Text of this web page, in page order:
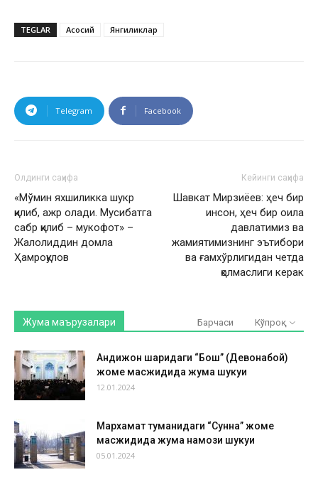
TEGLAR Асосий Янгиликлар
Telegram Facebook
Олдинги саҳифа
«Мўмин яхшиликка шукр
қилиб, ажр олади. Мусибатга
сабр қилиб – мукофот» –
Жалолиддин домла
Ҳамроқулов
Кейинги саҳифа
Шавкат Мирзиёев: ҳеч бир
инсон, ҳеч бир оила
давлатимиз ва
жамиятимизнинг эътибори
ва ғамхўрлигидан четда
қолмаслиги керак
Жума маърузалари Барчаси Кўпроқ
Андижон шаҳридаги “Бош” (Девонабой)
жоме масжидида жума шукуҳи
12.01.2024
Мархамат туманидаги “Сунна” жоме
масжидида жума намози шукуҳи
05.01.2024